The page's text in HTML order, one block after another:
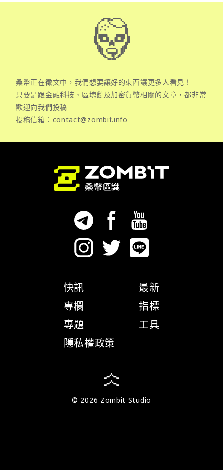
桑幣正在徵文中，我們想要讓好的東西讓更多人看見！
只要是跟金融科技、區塊鏈及加密貨幣相關的文章，都非常
歡迎向我們投稿
投稿信箱： contact@zombit.info
快訊
專欄
專題
隱私權政策
最新
指標
工具
© 2026 Zombit Studio